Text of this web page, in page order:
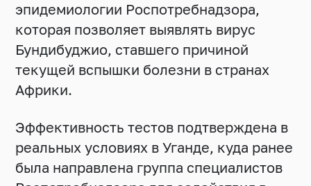
эпидемиологии Роспотребнадзора,
которая позволяет выявлять вирус
Бундибуджио, ставшего причиной
текущей вспышки болезни в странах
Африки.
Эффективность тестов подтверждена в
реальных условиях в Уганде, куда ранее
была направлена группа специалистов